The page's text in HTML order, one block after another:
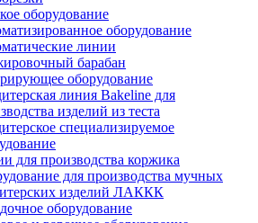
оборудование
оборудование
линии
барабан
оборудование
линия Bakeline для
изделий из теста
специализируемое
для производства коржика
для производства мучных
изделий ЛАККК
оборудование